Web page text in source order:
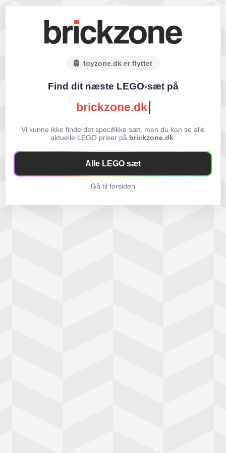
toyzone.dk er flyttet
Find dit næste LEGO-sæt på
brickzone.dk
Vi kunne ikke finde det specifikke sæt, men du kan se alle
aktuelle LEGO priser på brickzone.dk
Alle LEGO sæt
Gå til forsiden